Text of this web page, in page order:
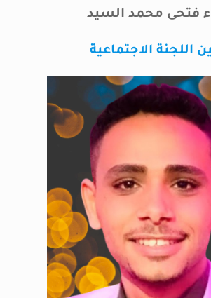
فتحى محمد السيد
اللجنة الاجتماعية